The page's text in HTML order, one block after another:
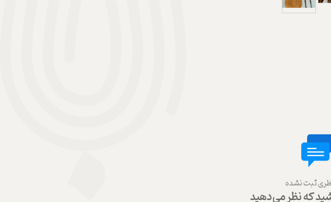
ثبت نشده
که نظر می‌دهید